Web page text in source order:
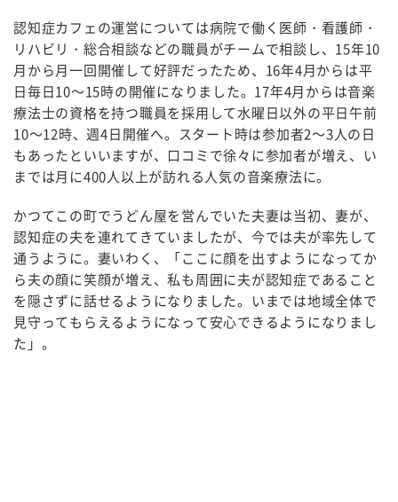
認知症カフェの運営については病院で働く医師・看護師・
リハビリ・総合相談などの職員がチームで相談し、 15年10
月から月一回開催して好評だったため、 16年4月からは平
日毎日10～15時の開催になりました。 17年4月からは音楽
療法士の資格を持つ職員を採用して水曜日以外の平日午前
10～12時、週4日開催へ。スタート時は参加者2～3人の日
もあったといいますが、口コミで徐々に参加者が増え、い
までは月に400人以上が訪れる人気の音楽療法に。
かつてこの町でうどん屋を営んでいた夫妻は当初、妻が、
認知症の夫を連れてきていましたが、今では夫が率先して
通うように。妻いわく、「ここに顔を出すようになってか
ら夫の顔に笑顔が増え、私も周囲に夫が認知症であること
を隠さずに話せるようになりました。いまでは地域全体で
見守ってもらえるようになって安心できるようになりまし
た」。